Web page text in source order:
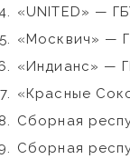
«UNITED» —
«Москвич» —
«Индианс» —
«Красные
Сборная
Сборная